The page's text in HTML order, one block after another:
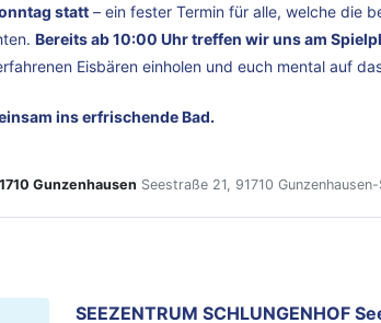
statt – ein fester Termin für alle, welche die
Bereits ab 10:00 Uhr treffen wir uns am
Eisbären einholen und euch mental auf
ins erfrischende Bad.
Gunzenhausen Seestraße 21, 91710
SEEZENTRUM SCHLUNGENHOF